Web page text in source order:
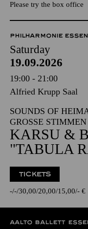
Please try the box office
PHILHARMONIE ESSEN
Saturday
19.09.2026
19:00 - 21:00
Alfried Krupp Saal
SOUNDS OF
GROSSE STIMMEN
KARSU &
"TABULA
TICKETS
- - 30,00 20,00 15,00 - €
AALTO BALLETT